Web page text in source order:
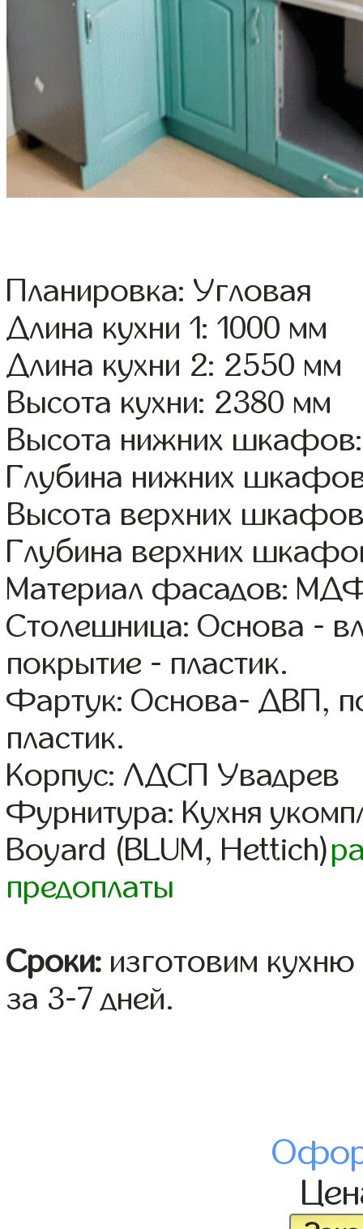
Планировка: Угловая
Длина кухни 1: 1000 мм
Длина кухни 2: 2550 мм
Высота кухни: 2380 мм
Высота нижних
Глубина нижних
Высота верхних
Глубина верхних
Материал фасадов:
Столешница: Основа -
покрытие - пластик.
Фартук: Основа- ДВП,
пластик.
Корпус: ЛДСП Увадрев
Фурнитура: Кухня
Boyard (BLUM, Hettich)
предоплаты
Сроки: изготовим
за 3-7 дней.